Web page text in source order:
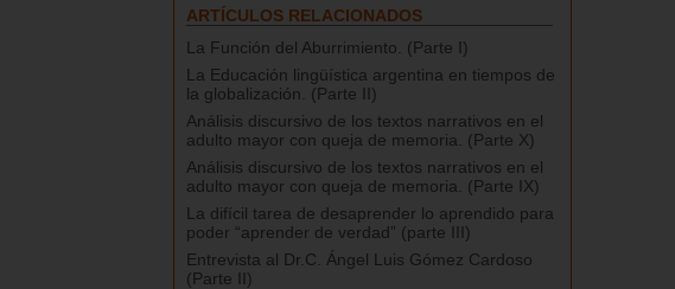
ARTÍCULOS RELACIONADOS
La Función del Aburrimiento. (Parte I)
La Educación lingüística argentina en tiempos de
la globalización. (Parte II)
Análisis discursivo de los textos narrativos en el
adulto mayor con queja de memoria. (Parte X)
Análisis discursivo de los textos narrativos en el
adulto mayor con queja de memoria. (Parte IX)
La difícil tarea de desaprender lo aprendido para
poder “aprender de verdad” (parte III)
Entrevista al Dr.C. Ángel Luis Gómez Cardoso‏
(Parte II)